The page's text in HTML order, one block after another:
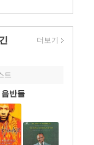
더보기
트
반들